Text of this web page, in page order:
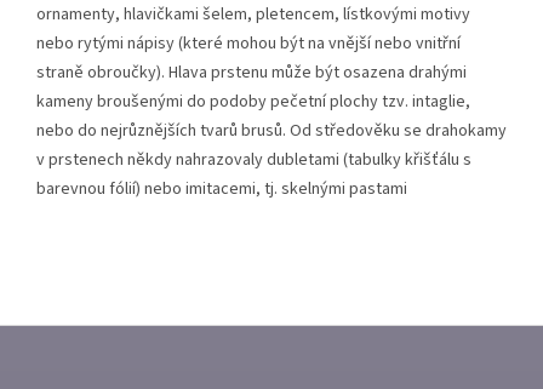
ornamenty, hlavičkami šelem, pletencem, lístkovými motivy
nebo rytými nápisy (které mohou být na vnější nebo vnitřní
straně obroučky). Hlava prstenu může být osazena drahými
kameny broušenými do podoby pečetní plochy tzv. intaglie,
nebo do nejrůznějších tvarů brusů. Od středověku se drahokamy
v prstenech někdy nahrazovaly dubletami (tabulky křišťálu s
barevnou fólií) nebo imitacemi, tj. skelnými pastami